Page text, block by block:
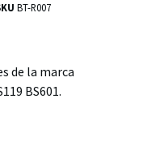
BT-R007
de la marca
BS601.